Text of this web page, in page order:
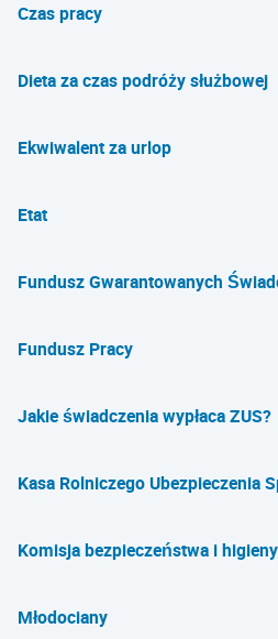
Czas pracy
Dieta za czas podróży służbowej
Ekwiwalent za urlop
Etat
Fundusz Gwarantowanych
Fundusz Pracy
Jakie świadczenia wypłaca ZUS?
Kasa Rolniczego Ubezpieczenia
Komisja bezpieczeństwa i
Młodociany